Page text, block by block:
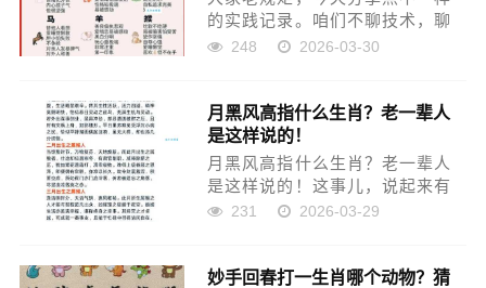
的实践记录。咱们不聊技术，聊
聊人性，就是那个《心狠手辣是
手操作，从头到尾进行了一遍数
据采集和分析后，真把我给整懵
了...
248 2026-03-30
月黑风高指什么生肖？老一辈人
是这样说的！
月黑风高指什么生肖？老一辈人
是这样说的！这事儿，说起来有
点怪，但实践过程我必须从头到
彻底弄明白的。 事情是怎么引起
231 2026-03-29
妙手回春打一生肖哪个动物？猜